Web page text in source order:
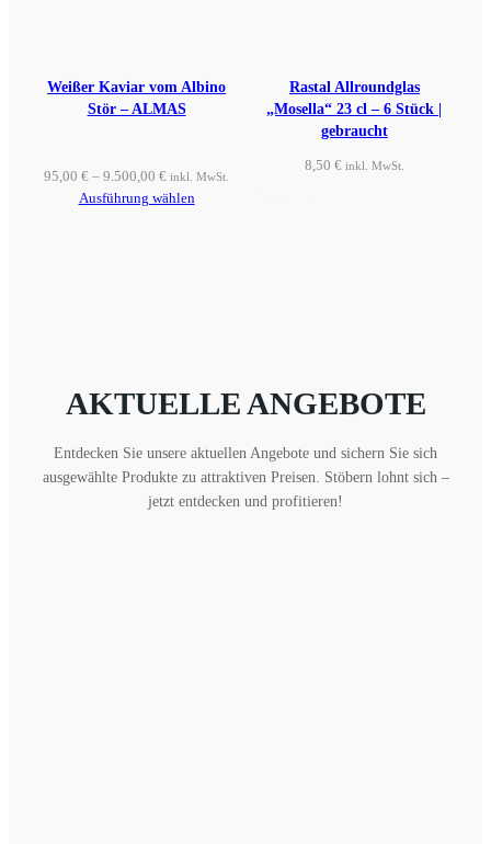
Weißer Kaviar vom Albino
Stör – ALMAS
95,00€ –9.500,00€ inkl. MwSt.
Ausführung wählen
Rastal Allroundglas
„Mosella“ 23 cl – 6 Stück |
gebraucht
8,50 € inkl. MwSt.
AKTUELLE ANGEBOTE
Entdecken Sie unsere aktuellen Angebote und sichern Sie sich
ausgewählte Produkte zu attraktiven Preisen. Stöbern lohnt sich –
jetzt entdecken und profitieren!